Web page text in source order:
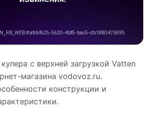
с верхней загрузкой Vatten
магазина vodovoz.ru.
конструкции и